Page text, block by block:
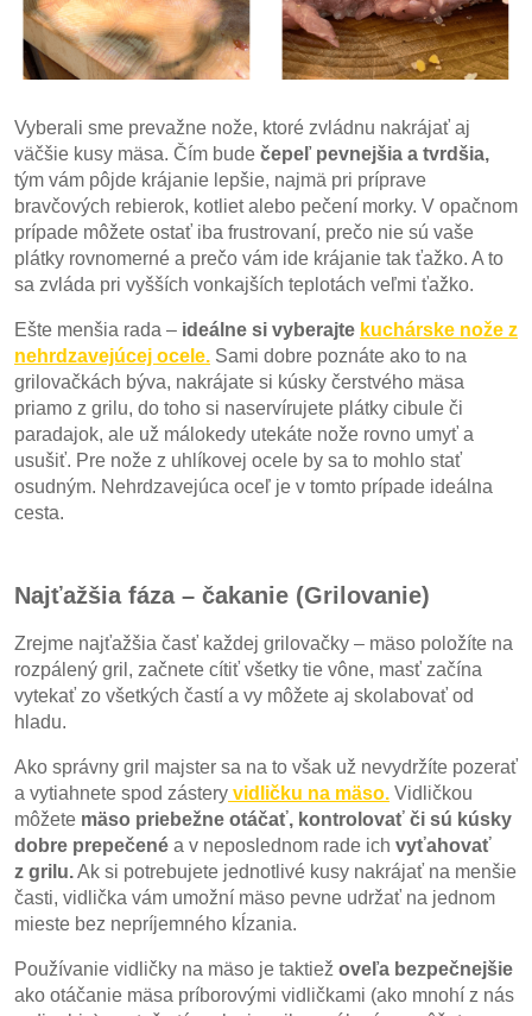
Vyberali sme prevažne nože, ktoré zvládnu nakrájať aj
väčšie kusy mäsa. Čím bude čepeľ pevnejšia a tvrdšia,
tým vám pôjde krájanie lepšie, najmä pri príprave
bravčových rebierok, kotliet alebo pečení morky. V opačnom
prípade môžete ostať iba frustrovaní, prečo nie sú vaše
plátky rovnomerné a prečo vám ide krájanie tak ťažko. A to
sa zvláda pri vyšších vonkajších teplotách veľmi ťažko.
Ešte menšia rada – ideálne si vyberajte kuchárske nože z
nehrdzavejúcej ocele. Sami dobre poznáte ako to na
grilovačkách býva, nakrájate si kúsky čerstvého mäsa
priamo z grilu, do toho si naservírujete plátky cibule či
paradajok, ale už málokedy utekáte nože rovno umyť a
usušiť. Pre nože z uhlíkovej ocele by sa to mohlo stať
osudným. Nehrdzavejúca oceľ je v tomto prípade ideálna
cesta.
Najťažšia fáza – čakanie (Grilovanie)
Zrejme najťažšia časť každej grilovačky – mäso položíte na
rozpálený gril, začnete cítiť všetky tie vône, masť začína
vytekať zo všetkých častí a vy môžete aj skolabovať od
hladu.
Ako správny gril majster sa na to však už nevydržíte pozerať
a vytiahnete spod zástery vidličku na mäso. Vidličkou
môžete mäso priebežne otáčať, kontrolovať či sú kúsky
dobre prepečené a v neposlednom rade ich vyťahovať
z grilu.Ak si potrebujete jednotlivé kusy nakrájať na menšie
časti, vidlička vám umožní mäso pevne udržať na jednom
mieste bez nepríjemného kĺzania.
Používanie vidličky na mäso je taktiež oveľa bezpečnejšie
ako otáčanie mäsa príborovými vidličkami (ako mnohí z nás